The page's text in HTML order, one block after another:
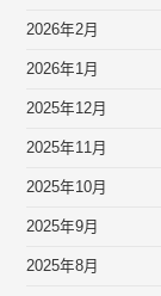
2026年2月
2026年1月
2025年12月
2025年11月
2025年10月
2025年9月
2025年8月